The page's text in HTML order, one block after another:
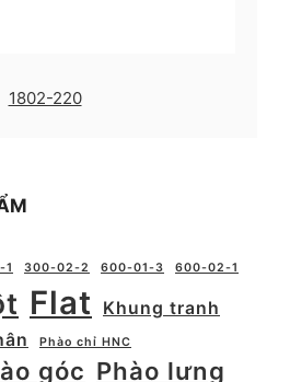
1802-220
1 300-02-2 600-01-3 600-02-1
Flat
Khung tranh
Phào chỉ HNC
góc Phào lưng